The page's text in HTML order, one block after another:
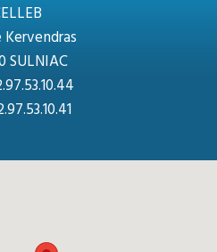
Kervendras
SULNIAC